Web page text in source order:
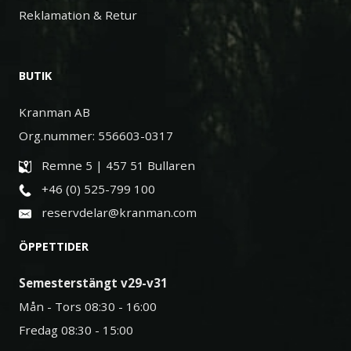
Reklamation & Retur
BUTIK
Kranman AB
Org.nummer: 556603-0317
Remne 5 | 457 51 Bullaren
+46 (0) 525-799 100
reservdelar@kranman.com
ÖPPETTIDER
Semesterstängt v29-v31
Mån - Tors 08:30 - 16:00
Fredag 08:30 - 15:00